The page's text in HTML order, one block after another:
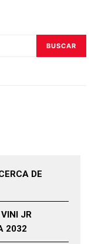
BUSCAR
DE
VINI JR
2032